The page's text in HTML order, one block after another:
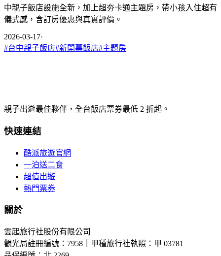
中親子飯店設施全新，加上超夯卡通主題房，帶小孩入住超有
儀式感，含訂房優惠與真實評價。
2026-03-17·
#台中親子飯店#新開幕飯店#主題房
親子出遊最佳夥伴，全台飯店票券最低 2 折起。
快速連結
酷派旅遊官網
一泊送二食
超值出遊
熱門票券
關於
雲起旅行社股份有限公司
觀光局註冊編號：7958｜甲種旅行社執照：甲 03781